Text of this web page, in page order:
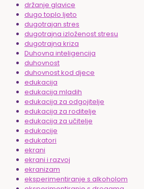
držanje glavice
dugo toplo ljeto
dugotrajan stres
dugotrajna izloženost stresu
dugotrajna kriza
Duhovna inteligencija
duhovnost
duhovnost kod djece
edukacija
edukacija mladih
edukacija za odgojitelje
edukacija za roditelje
edukacija za učitelje
edukacije
edukatori
ekrani
ekrani i razvoj
ekranizam
eksperimentiranje s alkoholom